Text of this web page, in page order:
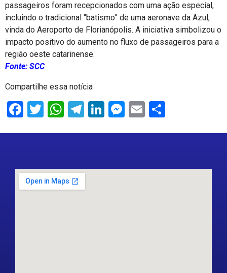
passageiros foram recepcionados com uma ação especial,
incluindo o tradicional “batismo” de uma aeronave da Azul,
vinda do Aeroporto de Florianópolis. A iniciativa simbolizou o
impacto positivo do aumento no fluxo de passageiros para a
região oeste catarinense.
Fonte: SCC
Compartilhe essa notícia
Facebook
Twitter
WhatsApp
Telegram
LinkedIn
Messenger
Email